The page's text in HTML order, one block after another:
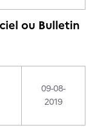
ou Bulletin
09-08-
2019